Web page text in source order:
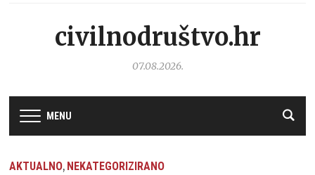
civilnodruštvo.hr
07.08.2026.
MENU
AKTUALNO, NEKATEGORIZIRANO